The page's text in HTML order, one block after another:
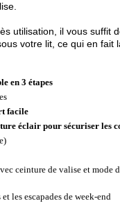
utilisation, il vous suffit
votre lit, ce qui en
en 3 étapes
facile
éclair pour sécuriser les
ceinture de valise et mode
les escapades de week-end